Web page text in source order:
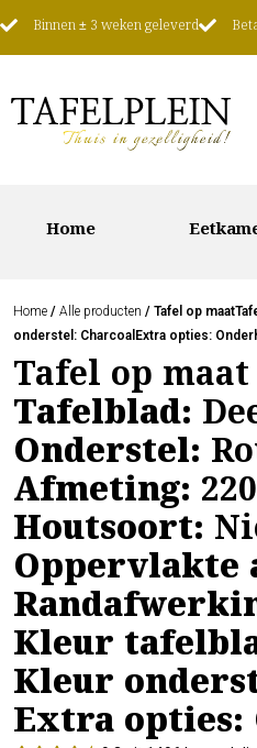
Binnen ± 3 weken geleverd
Home
Home / Alle producten / Tafel op
onderstel: CharcoalExtra opties:
Tafel op maat
Tafelblad:
Onderstel:
Afmeting:
Houtsoort:
Oppervlakte
Kleur
Kleur
Extra opties: